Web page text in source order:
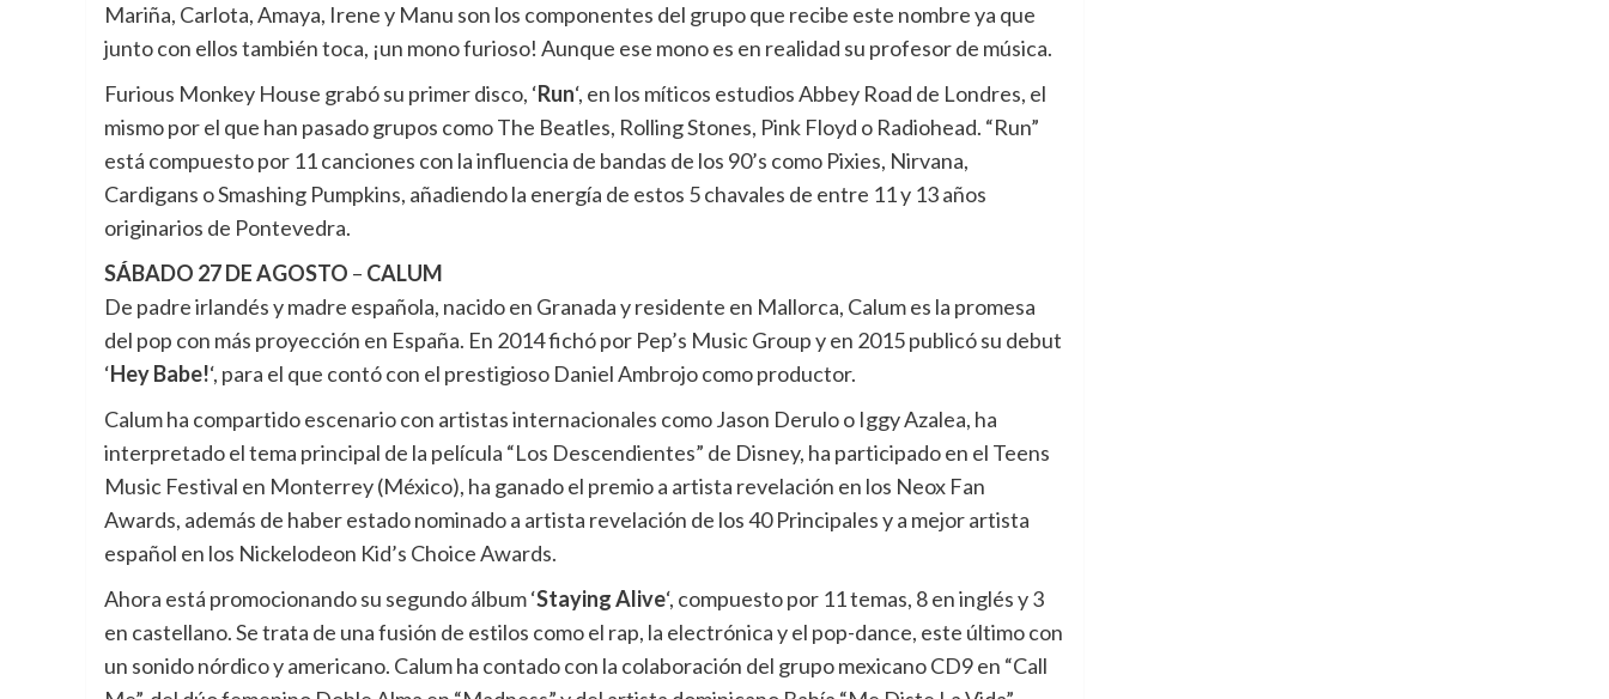
Mariña, Carlota, Amaya, Irene y Manu son los componentes del grupo que recibe este nombre ya que
junto con ellos también toca, ¡un mono furioso! Aunque ese mono es en realidad su profesor de música.
Furious Monkey House grabó su primer disco, ‘Run‘, en los míticos estudios Abbey Road de Londres, el
mismo por el que han pasado grupos como The Beatles, Rolling Stones, Pink Floyd o Radiohead. “Run”
está compuesto por 11 canciones con la influencia de bandas de los 90’s como Pixies, Nirvana,
Cardigans o Smashing Pumpkins, añadiendo la energía de estos 5 chavales de entre 11 y 13 años
originarios de Pontevedra.
SÁBADO 27 DE AGOSTO – CALUM
De padre irlandés y madre española, nacido en Granada y residente en Mallorca, Calum es la promesa
del pop con más proyección en España. En 2014 fichó por Pep’s Music Group y en 2015 publicó su debut
‘Hey Babe!‘, para el que contó con el prestigioso Daniel Ambrojo como productor.
Calum ha compartido escenario con artistas internacionales como Jason Derulo o Iggy Azalea, ha
interpretado el tema principal de la película “Los Descendientes” de Disney, ha participado en el Teens
Music Festival en Monterrey (México), ha ganado el premio a artista revelación en los Neox Fan
Awards, además de haber estado nominado a artista revelación de los 40 Principales y a mejor artista
español en los Nickelodeon Kid’s Choice Awards.
Ahora está promocionando su segundo álbum ‘Staying Alive‘, compuesto por 11 temas, 8 en inglés y 3
en castellano. Se trata de una fusión de estilos como el rap, la electrónica y el pop-dance, este último con
un sonido nórdico y americano. Calum ha contado con la colaboración del grupo mexicano CD9 en “Call